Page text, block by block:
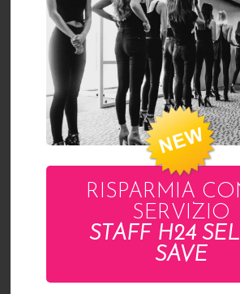
ALISA
RISPARMIA
SERVIZIO
STAFF H24
SAVE